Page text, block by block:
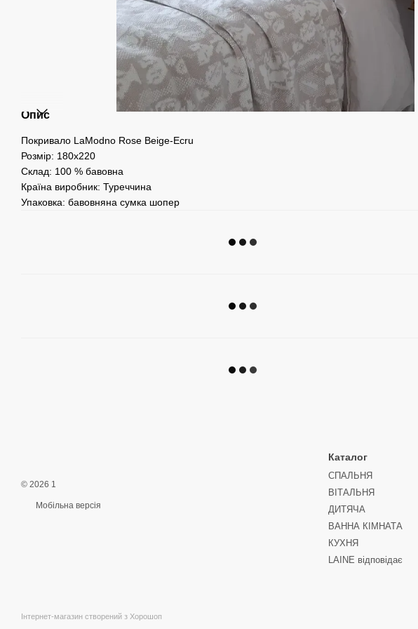
Опис
Покривало LaModno Rose Beige-Ecru
Розмір: 180х220
Склад: 100 % бавовна
Країна виробник: Туреччина
Упаковка: бавовняна сумка шопер
© 2026 1
Мобільна версія
Інтернет-магазин створений з Хорошоп
Каталог
СПАЛЬНЯ
ВІТАЛЬНЯ
ДИТЯЧА
ВАННА КІМНАТА
КУХНЯ
LAINE відповідає